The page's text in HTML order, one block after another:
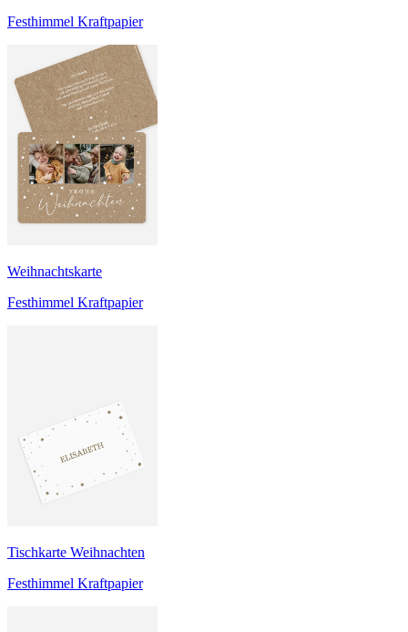
Festhimmel Kraftpapier
Weihnachtskarte
Festhimmel Kraftpapier
Tischkarte Weihnachten
Festhimmel Kraftpapier